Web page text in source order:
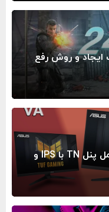
و روش رفع
مانیتور TN چیست؟ مقایسه کامل پنل TN با IPS و